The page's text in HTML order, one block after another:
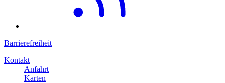
Barrierefreiheit
Kontakt
Anfahrt
Karten